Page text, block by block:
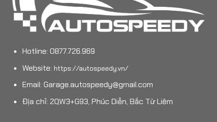
Hotline: 0877.726.969
Website: https://autospeedy.vn/
Email: Garage.autospeedy@gmail.com
Địa chỉ: 2QW3+G93, Phúc Diễn, Bắc Từ Liêm